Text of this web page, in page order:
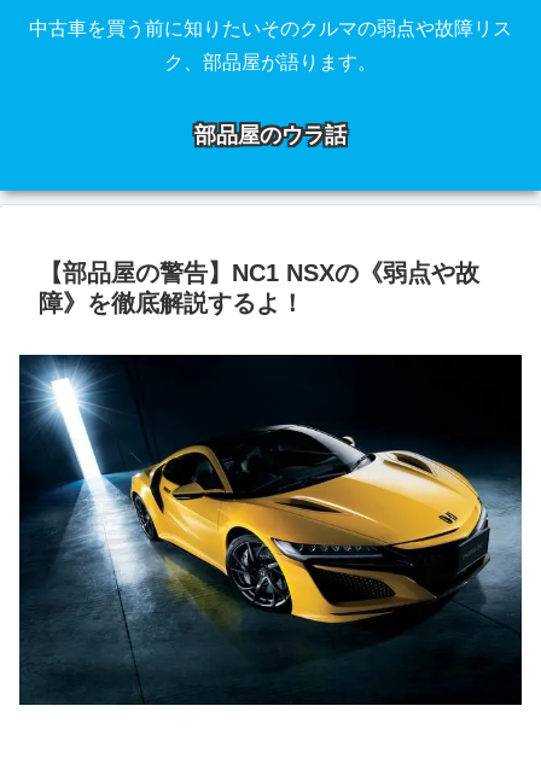
中古車を買う前に知りたいそのクルマの弱点や故障リス
ク、部品屋が語ります。
部品屋のウラ話
【部品屋の警告】NC1 NSXの《弱点や故
障》を徹底解説するよ！